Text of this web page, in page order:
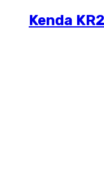
Kenda